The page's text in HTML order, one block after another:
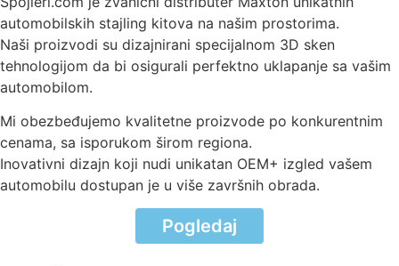
automobilskih stajling kitova na našim prostorima.
Naši proizvodi su dizajnirani specijalnom 3D sken
tehnologijom da bi osigurali perfektno uklapanje sa vašim
automobilom.
Mi obezbeđujemo kvalitetne proizvode po konkurentnim
cenama, sa isporukom širom regiona.
Inovativni dizajn koji nudi unikatan OEM+ izgled vašem
automobilu dostupan je u više završnih obrada.
Pogledaj